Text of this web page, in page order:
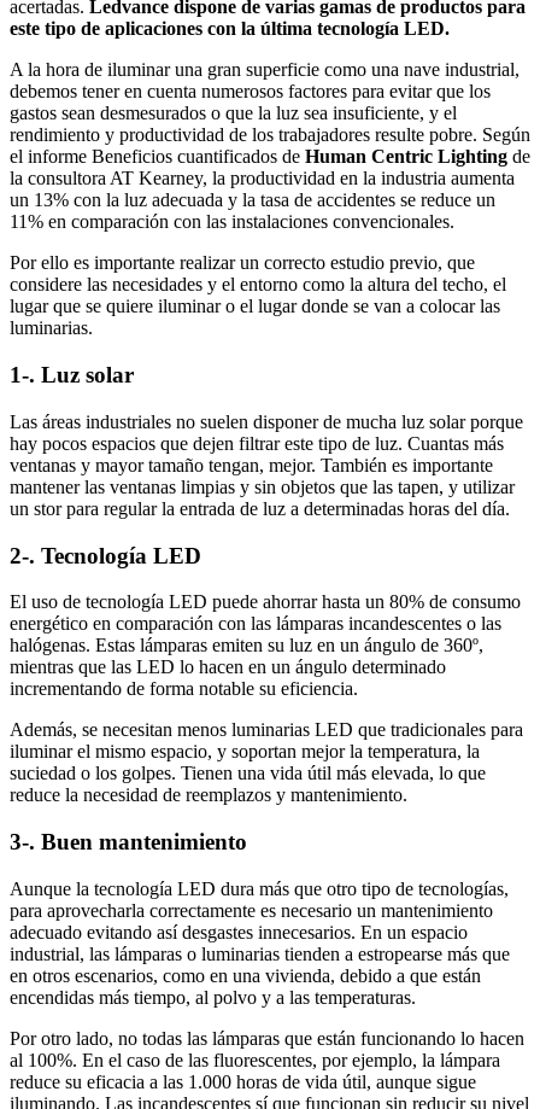
acertadas. Ledvance dispone de varias gamas de productos para
este tipo de aplicaciones con la última tecnología LED.
A la hora de iluminar una gran superficie como una nave industrial,
debemos tener en cuenta numerosos factores para evitar que los
gastos sean desmesurados o que la luz sea insuficiente, y el
rendimiento y productividad de los trabajadores resulte pobre. Según
el informe Beneficios cuantificados de Human Centric Lighting de
la consultora AT Kearney, la productividad en la industria aumenta
un 13% con la luz adecuada y la tasa de accidentes se reduce un
11% en comparación con las instalaciones convencionales.
Por ello es importante realizar un correcto estudio previo, que
considere las necesidades y el entorno como la altura del techo, el
lugar que se quiere iluminar o el lugar donde se van a colocar las
luminarias.
1-. Luz solar
Las áreas industriales no suelen disponer de mucha luz solar porque
hay pocos espacios que dejen filtrar este tipo de luz. Cuantas más
ventanas y mayor tamaño tengan, mejor. También es importante
mantener las ventanas limpias y sin objetos que las tapen, y utilizar
un stor para regular la entrada de luz a determinadas horas del día.
2-. Tecnología LED
El uso de tecnología LED puede ahorrar hasta un 80% de consumo
energético en comparación con las lámparas incandescentes o las
halógenas. Estas lámparas emiten su luz en un ángulo de 360º,
mientras que las LED lo hacen en un ángulo determinado
incrementando de forma notable su eficiencia.
Además, se necesitan menos luminarias LED que tradicionales para
iluminar el mismo espacio, y soportan mejor la temperatura, la
suciedad o los golpes. Tienen una vida útil más elevada, lo que
reduce la necesidad de reemplazos y mantenimiento.
3-. Buen mantenimiento
Aunque la tecnología LED dura más que otro tipo de tecnologías,
para aprovecharla correctamente es necesario un mantenimiento
adecuado evitando así desgastes innecesarios. En un espacio
industrial, las lámparas o luminarias tienden a estropearse más que
en otros escenarios, como en una vivienda, debido a que están
encendidas más tiempo, al polvo y a las temperaturas.
Por otro lado, no todas las lámparas que están funcionando lo hacen
al 100%. En el caso de las fluorescentes, por ejemplo, la lámpara
reduce su eficacia a las 1.000 horas de vida útil, aunque sigue
iluminando. Las incandescentes sí que funcionan sin reducir su nivel